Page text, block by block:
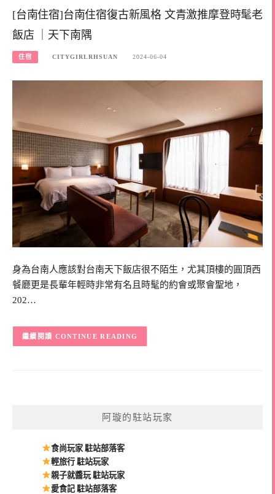
[台南住宿]台南住宿復古新風格 文青激推摩登時髦老
飯店 ｜天下南隅
住宿 CITYGIRLRHSUAN 2024-06-04
身為台南人應該對台南天下飯店很不陌生，尤其頂樓的圓頂西
餐廳更是長輩年輕時非常有名且時髦的約會或聚會聖地，
202…
CONTINUE READING
阿璇的駐站玩家
食尚玩家 駐站部落客
輕旅行 駐站玩家
親子就醬玩 駐站玩家
愛食記 駐站部落客